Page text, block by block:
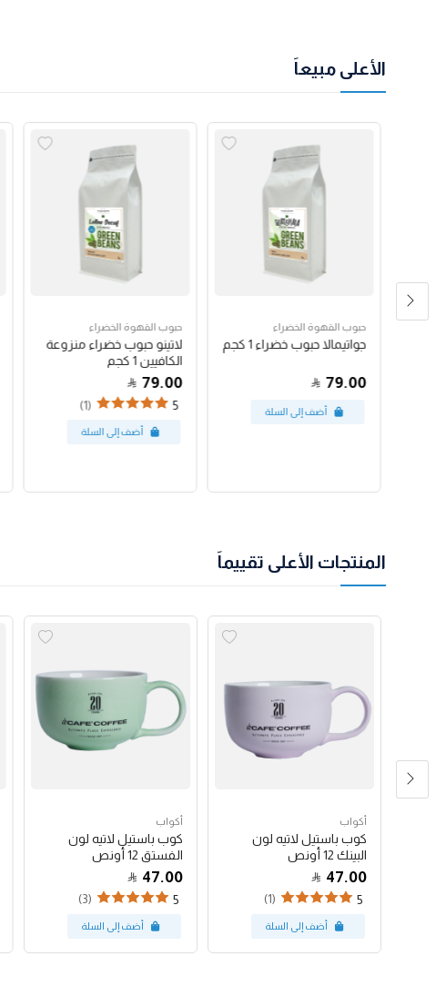
الأعلى مبيعاً
حبوب القهوة الخضراء
جواتيمالا حبوب خضراء 1 كجم
79.00
حبوب القهوة الخضراء
لاتينو حبوب خضراء منزوعة
الكافيين 1 كجم
79.00
5
(1)
المنتجات الأعلى تقييماً
أكواب
كوب باستيل لاتيه لون
البينك 12 أونص
47.00
5
(1)
أكواب
كوب باستيل لاتيه لون
الفستق 12 أونص
47.00
5
(3)